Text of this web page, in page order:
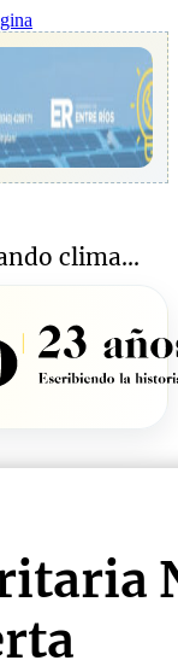
clima...